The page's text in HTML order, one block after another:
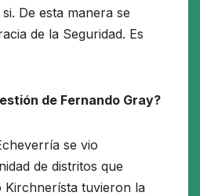
De esta manera se
de la Seguridad. Es
de Fernando Gray?
se vio
de distritos que
Kirchnerísta tuvieron la